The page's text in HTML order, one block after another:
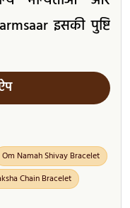
इसकी पुष्टि
Om Namah Shivay Bracelet
Chain Bracelet